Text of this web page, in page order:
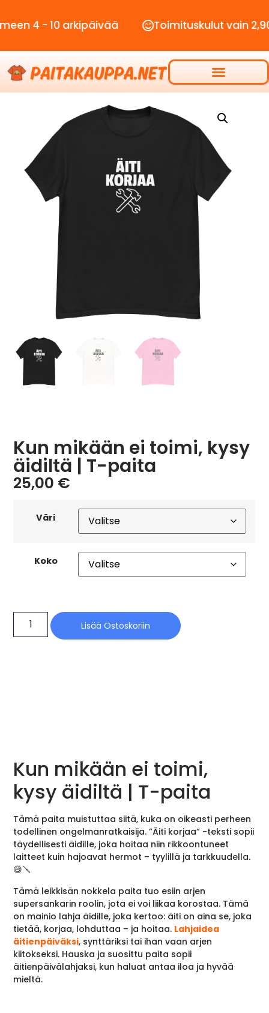
- 10 arkipäivää Toimituskulut vain 2,90€
Kun mikään ei toimi, kysy
äidiltä | T-paita
25,00 €
Väri
Koko
Lisää Ostoskoriin
Kun mikään ei toimi,
kysy äidiltä | T-paita
Tämä paita muistuttaa siitä, kuka on oikeasti perheen
todellinen ongelmanratkaisija. ”Äiti korjaa” -teksti sopii
täydellisesti äidille, joka hoitaa niin rikkoontuneet
laitteet kuin hajoavat hermot – tyylillä ja tarkkuudella.
😄🪛
Tämä leikkisän nokkela paita tuo esiin arjen
supersankarin roolin, jota ei voi liikaa korostaa. Tämä
on mainio lahja äidille, joka kertoo: äiti on aina se, joka
tietää, korjaa, lohduttaa – ja hoitaa. Lahjaidea
äitienpäiväksi, synttäriksi tai ihan vaan arjen
kiitokseksi. Hauska ja suosittu paita sopii
äitienpäivälahjaksi, kun haluat antaa iloa ja hyvää
mieltä.